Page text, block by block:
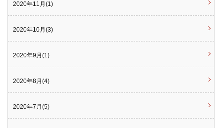
2020年11月(1)
2020年10月(3)
2020年9月(1)
2020年8月(4)
2020年7月(5)